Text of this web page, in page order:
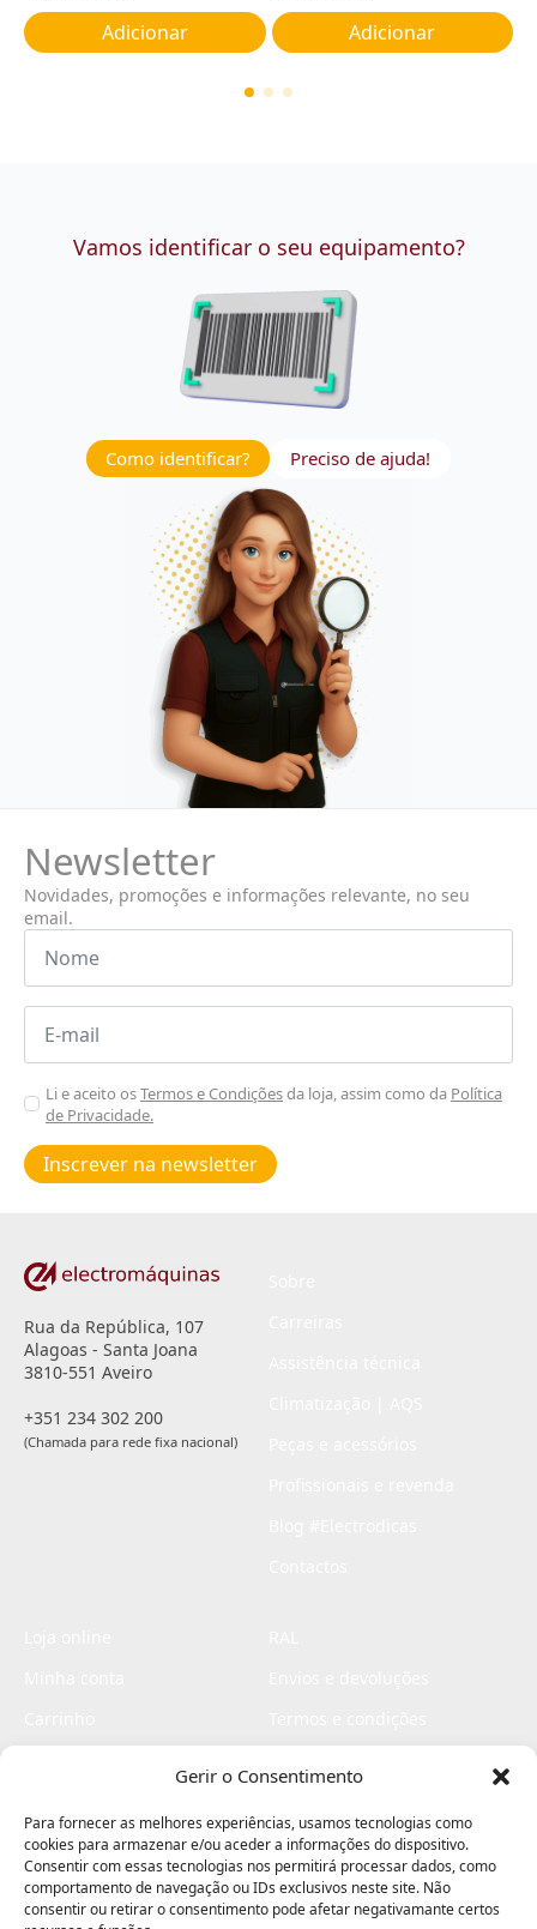
Gerir o Consentimento
Para fornecer as melhores experiências, usamos tecnologias como
cookies para armazenar e/ou aceder a informações do dispositivo.
Consentir com essas tecnologias nos permitirá processar dados, como
comportamento de navegação ou IDs exclusivos neste site. Não
consentir ou retirar o consentimento pode afetar negativamante certos
Adicionar Adicionar
Vamos identificar o seu equipamento?
Como identificar? Preciso de ajuda!
Newsletter
Novidades, promoções e informações relevante, no seu
email.
Nome
Email
Aceitar
Poiticas
de
privacidade
Li e aceito osTermos e Condiçõesda loja, assim como da Política
de Privacidade.
Inscrever na newsletter
Rua da República, 107
Alagoas - Santa Joana
3810-551 Aveiro
+351 234 302 200
(Chamada para rede fixa nacional)
Livro de elogios